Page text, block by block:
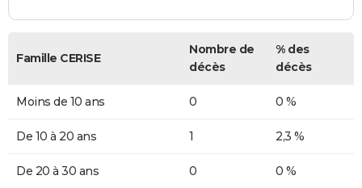
Famille CERISE
Nombre de
décès
% des
décès
Moins de 10 ans 0 0 %
De 10 à 20 ans 1 2,3 %
De 20 à 30 ans 0 0 %